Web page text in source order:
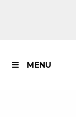
MENU